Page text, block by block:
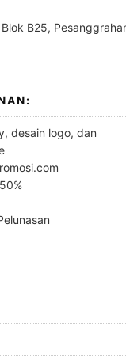
B25,
desain logo, dan